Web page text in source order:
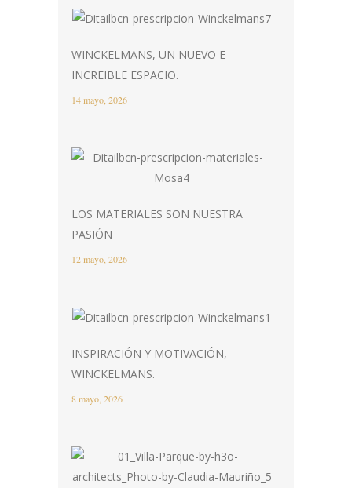
WINCKELMANS, UN NUEVO E
INCREIBLE ESPACIO.
14 mayo, 2026
LOS MATERIALES SON NUESTRA
PASIÓN
12 mayo, 2026
INSPIRACIÓN Y MOTIVACIÓN,
WINCKELMANS.
8 mayo, 2026